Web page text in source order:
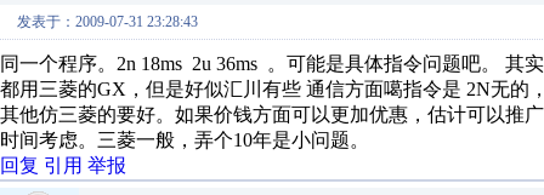
发表于：2009-07-31 23:28:43
同一个程序。2n 18ms 2u 36ms 。可能是具体指令问题吧。
都用三菱的GX，但是好似汇川有些 通信方面噶指令是 2N无
其他仿三菱的要好。如果价钱方面可以更加优惠，估计可以推
时间考虑。三菱一般，弄个10年是小问题。
回复 引用 举报